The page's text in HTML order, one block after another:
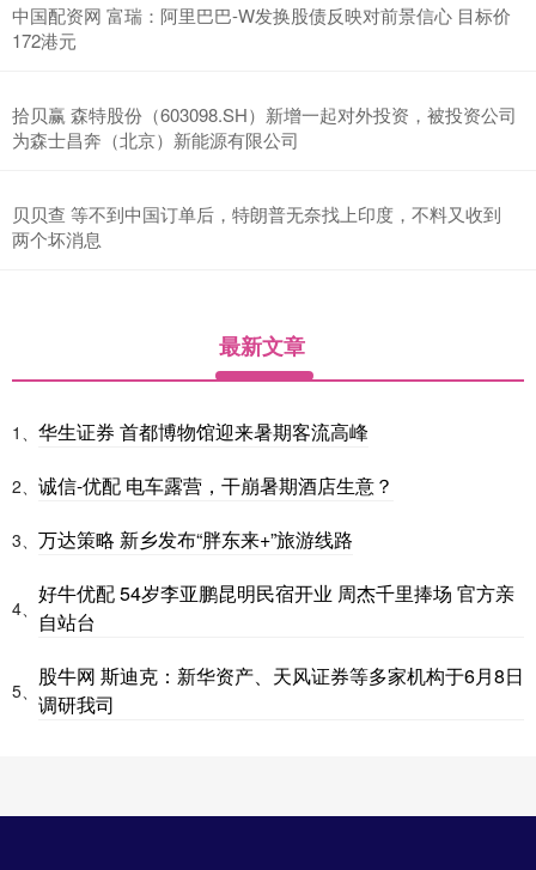
中国配资网 富瑞：阿里巴巴-W发换股债反映对前景信心 目标价
172港元
拾贝赢 森特股份（603098.SH）新增一起对外投资，被投资公司
为森士昌奔（北京）新能源有限公司
贝贝查 等不到中国订单后，特朗普无奈找上印度，不料又收到
两个坏消息
最新文章
1、 华生证券 首都博物馆迎来暑期客流高峰
2、 诚信-优配 电车露营，干崩暑期酒店生意？
3、 万达策略 新乡发布“胖东来+”旅游线路
4、
好牛优配 54岁李亚鹏昆明民宿开业 周杰千里捧场 官方亲
自站台
5、
股牛网 斯迪克：新华资产、天风证券等多家机构于6月8日
调研我司